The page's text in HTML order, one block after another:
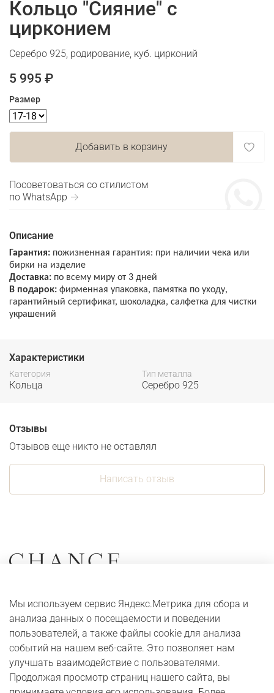
Кольцо "Сияние" с
цирконием
Серебро 925, родирование, куб. цирконий
5 995 ₽
Размер
Добавить в корзину
Посоветоваться со стилистом
по WhatsApp →
Описание
Гарантия: пожизненная гарантия: при наличии чека или
бирки на изделие
Доставка: по всему миру от 3 дней
В подарок: фирменная упаковка, памятка по уходу,
гарантийный сертификат, шоколадка, салфетка для чистки
украшений
Характеристики
Категория
Кольца
Тип металла
Серебро 925
Отзывы
Отзывов еще никто не оставлял
Написать отзыв
Серьги
Кольца
Колье
Браслеты
Адреса и контакты
Оплата и доставка
Digital журнал
Бонусная программа
Мы используем сервис Яндекс.Метрика для сбора и
анализа данных о посещаемости и поведении
пользователей, а также файлы cookie для анализа
событий на нашем веб-сайте. Это позволяет нам
улучшать взаимодействие с пользователями.
Продолжая просмотр страниц нашего сайта, вы